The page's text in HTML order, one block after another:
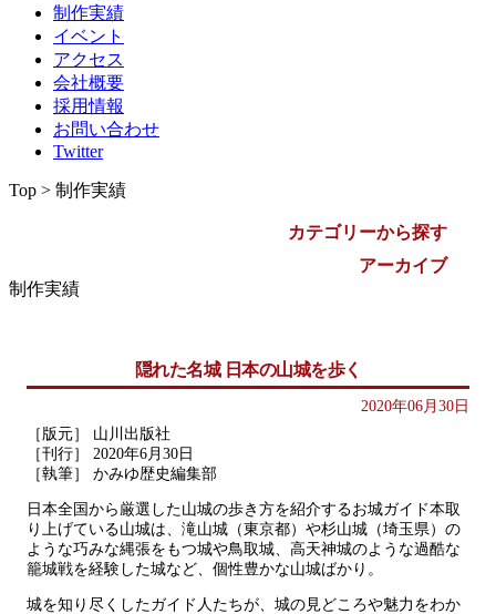
制作実績
イベント
アクセス
会社概要
採用情報
お問い合わせ
Twitter
Top > 制作実績
カテゴリーから探す
アーカイブ
制作実績
隠れた名城 日本の山城を歩く
2020年06月30日
［版元］ 山川出版社
［刊行］ 2020年6月30日
［執筆］ かみゆ歴史編集部
日本全国から厳選した山城の歩き方を紹介するお城ガイド本取
り上げている山城は、滝山城（東京都）や杉山城（埼玉県）の
ような巧みな縄張をもつ城や鳥取城、高天神城のような過酷な
籠城戦を経験した城など、個性豊かな山城ばかり。
城を知り尽くしたガイド人たちが、城の見どころや魅力をわか